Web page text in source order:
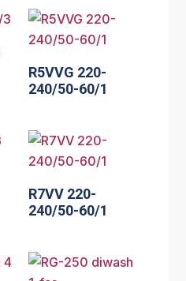
R5VVG 220-
240/50-60/1
R7VV 220-
240/50-60/1